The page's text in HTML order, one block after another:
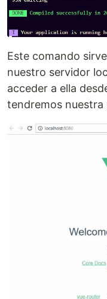
Este comando
nuestro servidor
acceder a ella
tendremos nuestra